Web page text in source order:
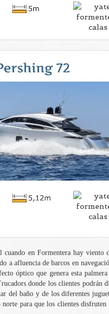
en Formentera hay
a afluencia de barcos en
óptico que genera esta
donde los clientes podrán
del baño y de los diferentes
para que los clientes